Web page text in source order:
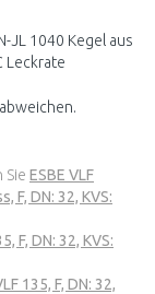
JL 1040 Kegel aus
Leckrate
Sie ESBE VLF
F, DN: 32, KVS:
F, DN: 32, KVS:
135, F, DN: 32,